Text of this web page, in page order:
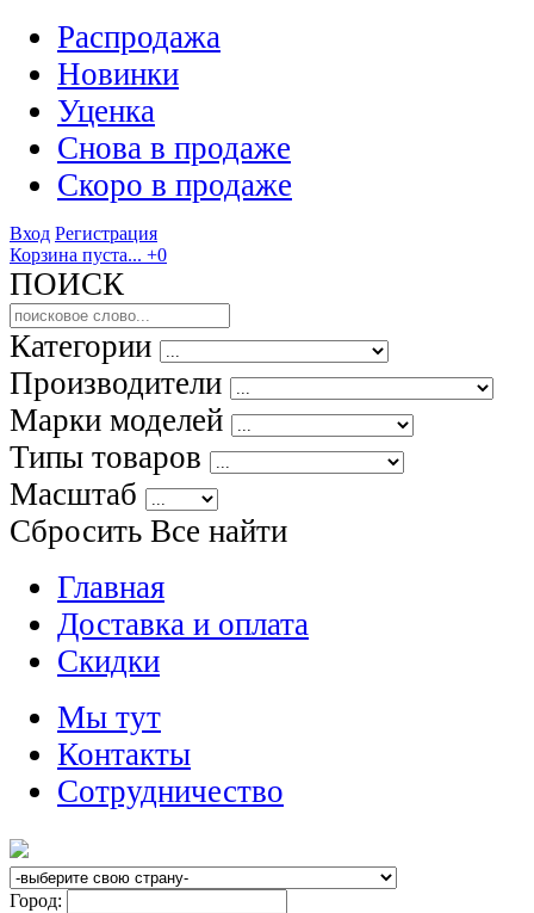
Распродажа
Новинки
Уценка
Снова в продаже
Скоро в продаже
Вход Регистрация
Корзина пуста... +0
ПОИСК
Категории
Производители
Марки моделей
Типы товаров
Масштаб
Сбросить Все найти
Главная
Доставка и оплата
Скидки
Мы тут
Контакты
Сотрудничество
Город: